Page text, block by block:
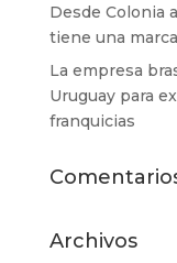
Desde Colonia
tiene una
La empresa
Uruguay para
franquicias
Archivos